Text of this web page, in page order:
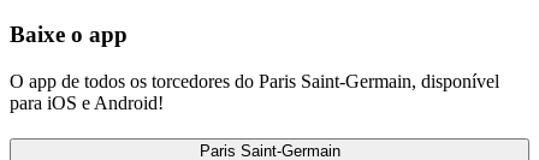
Baixe o app
O app de todos os torcedores do Paris Saint-Germain, disponível
para iOS e Android!
Paris Saint-Germain